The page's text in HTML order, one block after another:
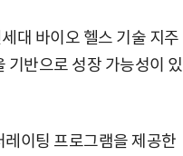
대 바이오 헬스 기술 지주
기반으로 성장 가능성이 있
이팅 프로그램을 제공한